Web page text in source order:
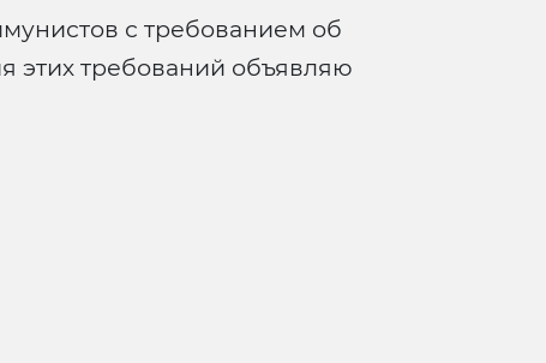
с требованием об
этих требований объявляю